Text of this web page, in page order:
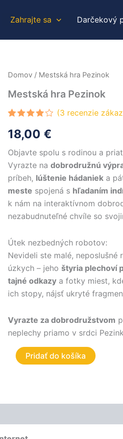
Zahrajte sa Darčekový
Domov / Mestská hra Pezinok
Mestská hra Pezinok
4.00z 5
na
základe
zákazníckych
recenzií
(3 recenzie
18,00 €
Objavte spolu s rodinou a
Vyrazte na dobrodružnú
príbeh, lúštenie hádaniek a
meste spojená s hľadaním
k nám na interaktívnom
nezabudnuteľné chvíle so
Útek nezbedných robotov:
Nevideli ste malé, neposlušné
úzkych – jeho štyria plechoví
tajné odkazy a fotky miest,
ich stopy, nájsť ukryté
Vyrazte za dobrodružstvom
neplechy priamo v srdci
množstvo
hra
Pridať do košíka